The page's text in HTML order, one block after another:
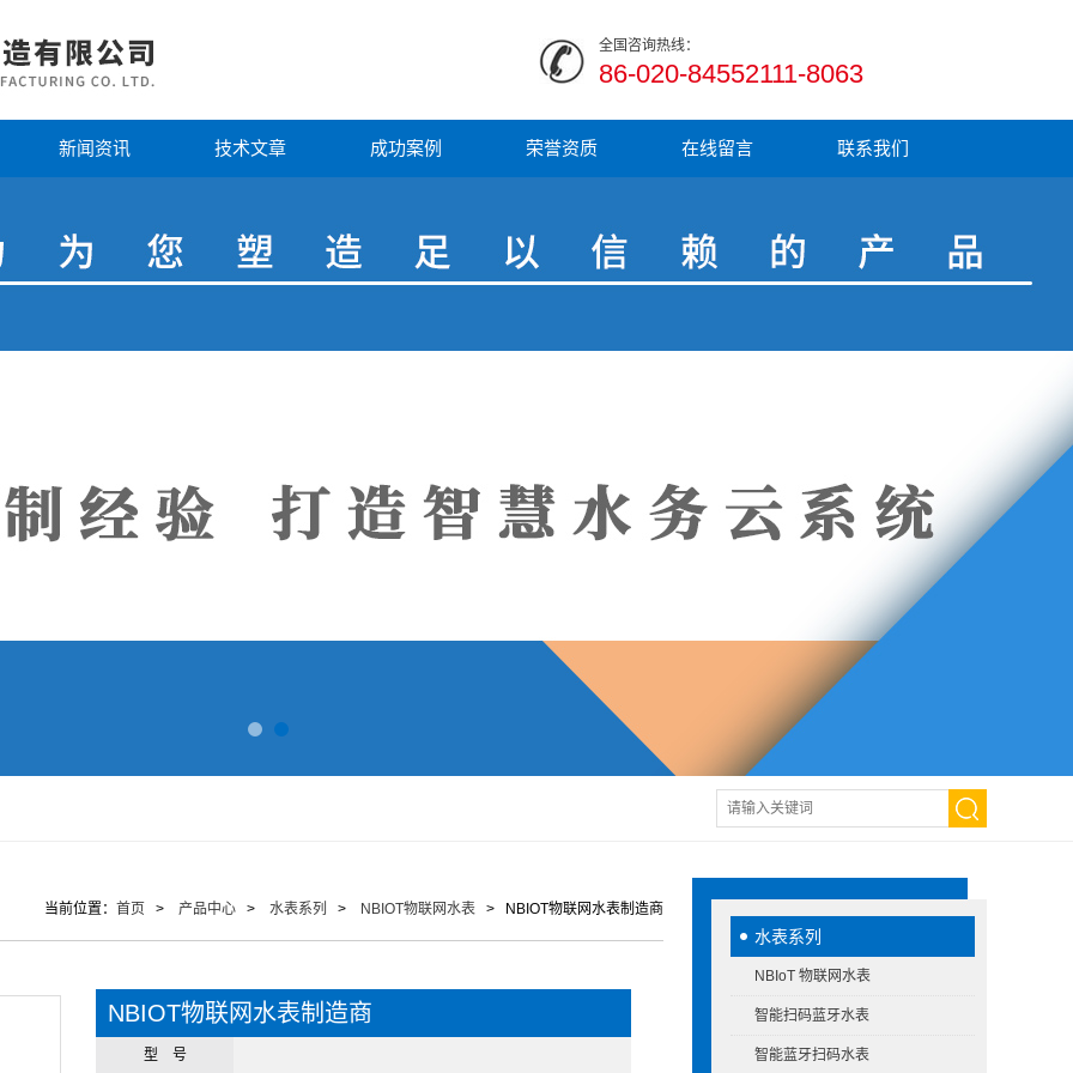
全国咨询热线：
86-020-84552111-8063
新闻资讯 技术文章 成功案例 荣誉资质 在线留言 联系我们
水表系列
NBIoT 物联网水表
智能扫码蓝牙水表
智能蓝牙扫码水表
当前位置： 首页 > 产品中心 > 水表系列 > NBIOT物联网水表 > NBIOT物联网水表制造商
NBIOT物联网水表制造商
型 号